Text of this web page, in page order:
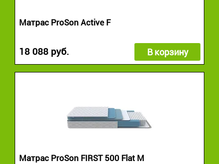
Матрас ProSon Active F
18 088 руб. В корзину
Матрас ProSon FIRST 500 Flat M